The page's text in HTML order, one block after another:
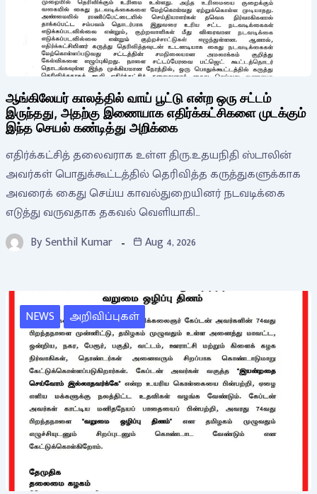
ஆங்கிலேயர் காலத்தில் வாய் பூட்டு என்ற ஒரு சட்டம்
இருந்தது, அதற்கு இணையாக எதிர்க்கட்சிகளை முடக்கும்
இந்த செயல் கண்டித்து அறிக்கை
எதிர்க்கட்சித் தலைவராக உள்ள திரு.உதயநிதி ஸ்டாலின்
அவர்கள் பொதுக்கூட்டத்தில் தெரிவித்த கருத்துகளுக்காக
அவரைக் கைது செய்ய காவல்துறையினர் நடவடிக்கை
எடுத்து வருவதாக தகவல் வெளியாகி…
BySenthil Kumar Aug 4, 2026
NEWS அறிவிப்புகள்